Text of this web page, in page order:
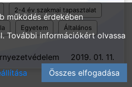
2-4 év szakmai tapasztalat
Egyetem Általános
2019. 01. 11.
működés érdekében
További információkért olvassa
Összes elfogadása